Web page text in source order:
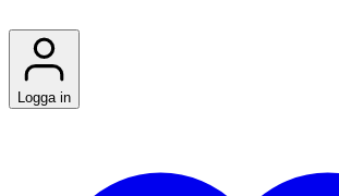
Logga in